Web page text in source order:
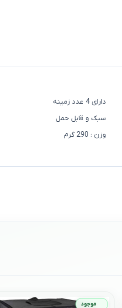
دارای 4 عدد زمینه
سبک و قابل حمل
وزن : 290 گرم
موجود